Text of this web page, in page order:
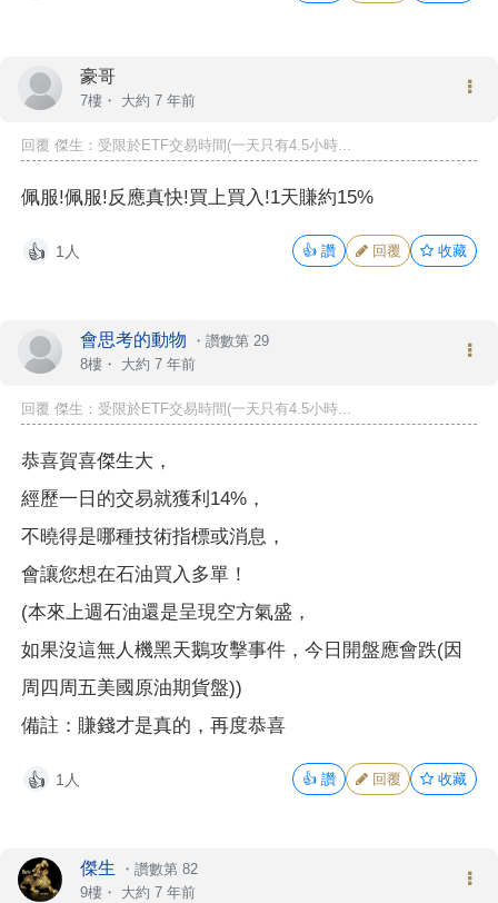
豪哥
7樓・ 大約 7 年前
回覆 傑生：受限於ETF交易時間(一天只有4.5小時...
佩服!佩服!反應真快!買上買入!1天賺約15%
👍 1人 👍 讚 回覆 收藏
會思考的動物 ・ 讚數第 29
8樓・ 大約 7 年前
回覆 傑生：受限於ETF交易時間(一天只有4.5小時...
恭喜賀喜傑生大，
經歷一日的交易就獲利14%，
不曉得是哪種技術指標或消息，
會讓您想在石油買入多單！
(本來上週石油還是呈現空方氣盛，
如果沒這無人機黑天鵝攻擊事件，今日開盤應會跌(因
周四周五美國原油期貨盤))
備註：賺錢才是真的，再度恭喜
👍 1人 👍 讚 回覆 收藏
傑生 ・ 讚數第 82
9樓・ 大約 7 年前